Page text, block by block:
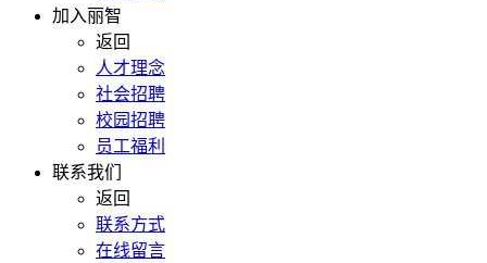
加入丽智
返回
人才理念
社会招聘
校园招聘
员工福利
联系我们
返回
联系方式
在线留言